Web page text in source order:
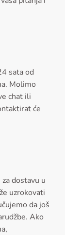
sata od
Molimo
chat ili
će
dostavu u
uzrokovati
da još
Ako